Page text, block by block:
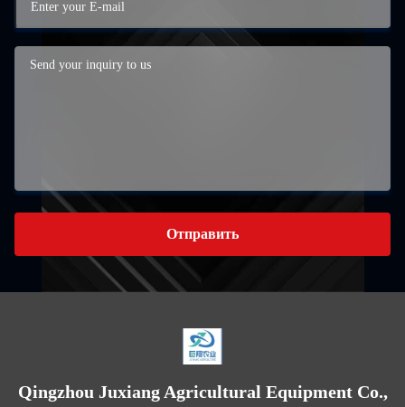
Отправить
Qingzhou Juxiang Agricultural Equipment Co.,